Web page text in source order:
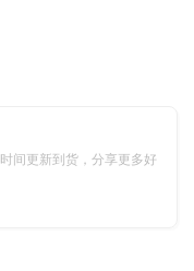
间更新到货，分享更多好